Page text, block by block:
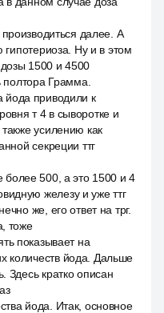
производиться далее. А
гипотериоза. Ну и в этом
1500 и 4500
полтора Грамма.
приводили к
т 4 в сыворотке и
усилению как
секреции ттг
500, а это 1500 и 4
железу и уже ттг
же, его ответ на трг.
тоже
показывает на
количеств йода. Дальше
Здесь кратко описан
йода. Итак, основное